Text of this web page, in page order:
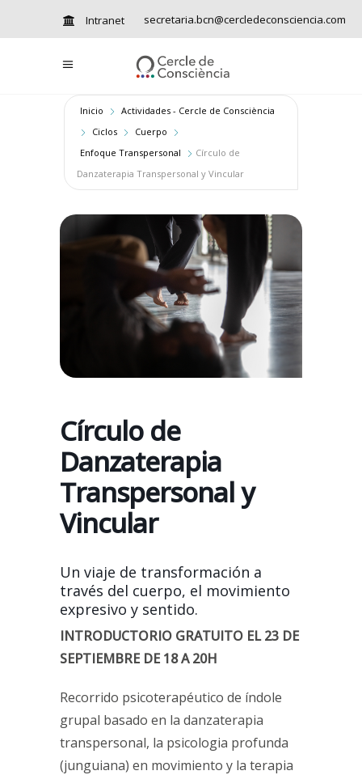
Intranet secretaria.bcn@cercledeconsciencia.com
Inicio
Actividades - Cercle de Consciència
Ciclos
Cuerpo
Enfoque Transpersonal
Círculo de
Danzaterapia Transpersonal y Vincular
Círculo de
Danzaterapia
Transpersonal y
Vincular
Un viaje de transformación a
través del cuerpo, el movimiento
expresivo y sentido.
INTRODUCTORIO GRATUITO EL 23 DE
SEPTIEMBRE DE 18 A 20H
Recorrido psicoterapéutico de índole
grupal basado en la danzaterapia
transpersonal, la psicologia profunda
(junguiana) en movimiento y la terapia